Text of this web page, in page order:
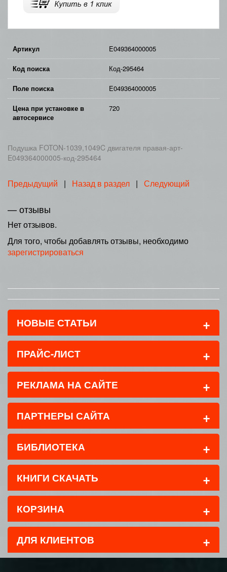
Артикул E049364000005
Код поиска Код-295464
Поле поиска E049364000005
Цена при установке в
автосервисе
720
Подушка FOTON-1039,1049C двигателя правая-арт-
E049364000005-код-295464
Предыдущий | Назад в раздел | Следующий
— отзывы
Нет отзывов.
Для того, чтобы добавлять отзывы, необходимо
зарегистрироваться
НОВЫЕ СТАТЬИ +
ПРАЙС-ЛИСТ +
РЕКЛАМА НА САЙТЕ +
ПАРТНЕРЫ САЙТА +
БИБЛИОТЕКА +
КНИГИ СКАЧАТЬ +
КОРЗИНА +
ДЛЯ КЛИЕНТОВ +